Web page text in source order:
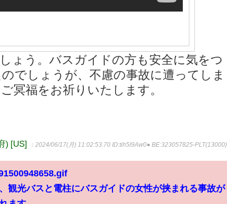
ょう。バスガイドの方も安全に気をつ
でしょうが、不慮の事故に遭ってしま
冥福をお祈りいたします。
) [US] ：2024/06/17(月) 11:02:53.70ID:tih5l9Aw0● BE:323057825-PLT(13000)
観光バスと電柱にバスガイドの女性が挟まれる事故が